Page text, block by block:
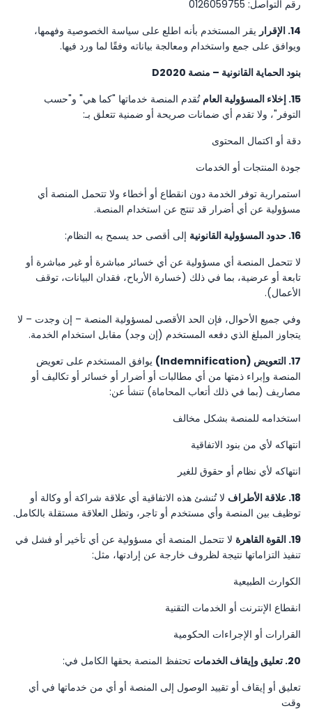
رقم التواصل: 0126059755
14. الإقرار
يقر المستخدم بأنه اطلع على سياسة الخصوصية وفهمها،
ويوافق على جمع واستخدام ومعالجة بياناته وفقًا لما ورد فيها.
بنود الحماية القانونية – منصة D2020
15. إخلاء المسؤولية العام
تُقدم المنصة خدماتها "كما هي" و"حسب
التوفر"، ولا تقدم أي ضمانات صريحة أو ضمنية تتعلق بـ:
دقة أو اكتمال المحتوى
جودة المنتجات أو الخدمات
استمرارية توفر الخدمة دون انقطاع أو أخطاء ولا تتحمل المنصة أي
مسؤولية عن أي أضرار قد تنتج عن استخدام المنصة.
16. حدود المسؤولية القانونية
إلى أقصى حد يسمح به النظام:
لا تتحمل المنصة أي مسؤولية عن أي خسائر مباشرة أو غير مباشرة أو
تابعة أو عرضية، بما في ذلك (خسارة الأرباح، فقدان البيانات، توقف
الأعمال).
وفي جميع الأحوال، فإن الحد الأقصى لمسؤولية المنصة – إن وجدت – لا
يتجاوز المبلغ الذي دفعه المستخدم (إن وجد) مقابل استخدام الخدمة.
17. التعويض (Indemnification)
يوافق المستخدم على تعويض
المنصة وإبراء ذمتها من أي مطالبات أو أضرار أو خسائر أو تكاليف أو
مصاريف (بما في ذلك أتعاب المحاماة) تنشأ عن:
استخدامه للمنصة بشكل مخالف
انتهاكه لأي من بنود الاتفاقية
انتهاكه لأي نظام أو حقوق للغير
18. علاقة الأطراف
لا تُنشئ هذه الاتفاقية أي علاقة شراكة أو وكالة أو
توظيف بين المنصة وأي مستخدم أو تاجر، وتظل العلاقة مستقلة بالكامل.
19. القوة القاهرة
لا تتحمل المنصة أي مسؤولية عن أي تأخير أو فشل في
تنفيذ التزاماتها نتيجة لظروف خارجة عن إرادتها، مثل:
الكوارث الطبيعية
انقطاع الإنترنت أو الخدمات التقنية
القرارات أو الإجراءات الحكومية
20. تعليق وإيقاف الخدمات
تحتفظ المنصة بحقها الكامل في:
تعليق أو إيقاف أو تقييد الوصول إلى المنصة أو أي من خدماتها في أي
وقت